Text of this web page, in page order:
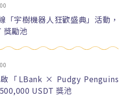
「宇樹機器人狂歡盛典」活動，
獎勵池
「LBank × Pudgy Penguins
USDT 獎池